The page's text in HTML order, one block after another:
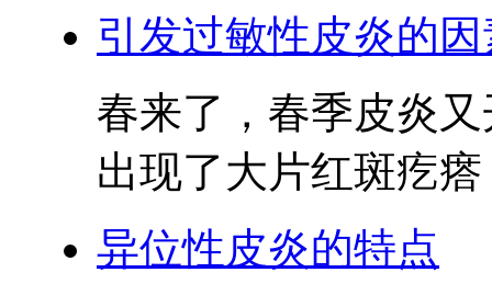
引发过敏性皮炎的因
春来了，春季皮炎
出现了大片红斑疙
异位性皮炎的特点